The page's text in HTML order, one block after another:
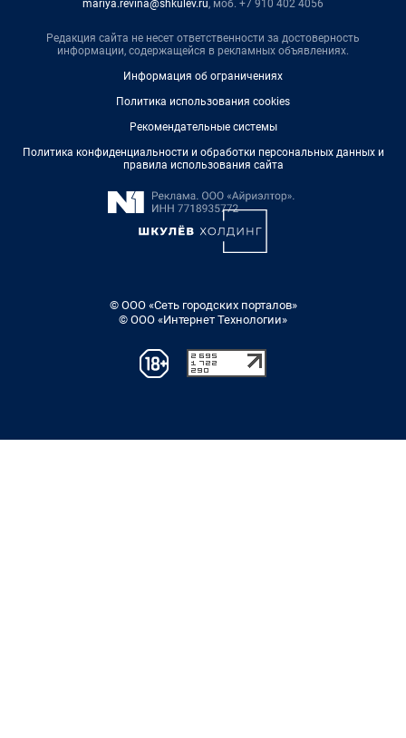
mariya.revina@shkulev.ru, моб. +7 910 402 4056
Редакция сайта не несет ответственности за достоверность
информации, содержащейся в рекламных объявлениях.
Информация об ограничениях
Политика использования cookies
Рекомендательные системы
Политика конфиденциальности и обработки персональных данных и
правила использования сайта
© ООО «Сеть городских порталов»
© ООО «Интернет Технологии»